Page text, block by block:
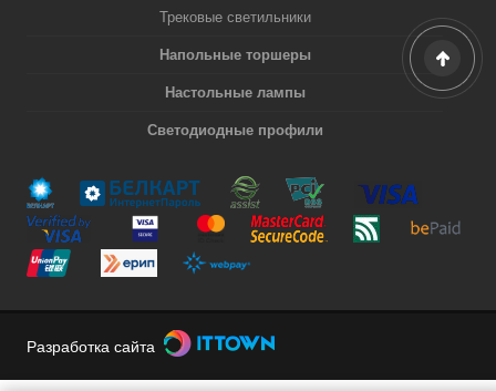
Трековые светильники
Напольные торшеры
Настольные лампы
Светодиодные профили
Разработка сайта